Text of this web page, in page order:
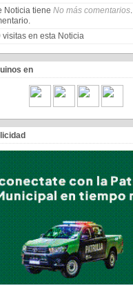
Noticia tiene No más comentarios.
visitas en esta Noticia
en